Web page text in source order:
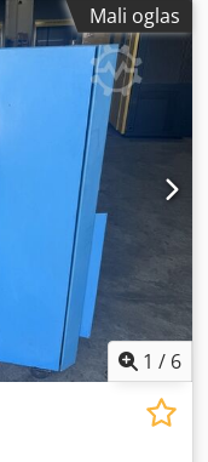
Mali oglas
1 / 6